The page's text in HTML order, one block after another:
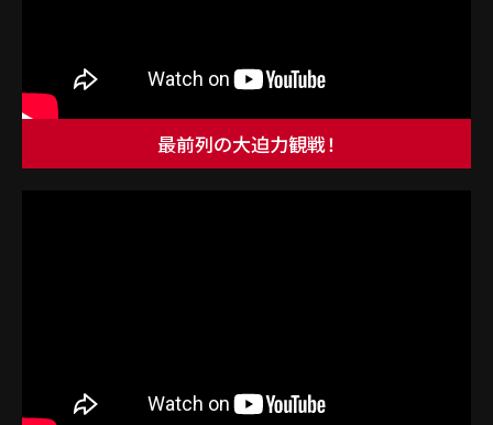
最前列の大迫力観戦！